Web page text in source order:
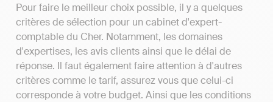
Pour faire le meilleur choix possible, il y a quelques
critères de sélection pour un cabinet d'expert-
comptable du Cher. Notamment, les domaines
d'expertises, les avis clients ainsi que le délai de
réponse. Il faut également faire attention à d'autres
critères comme le tarif, assurez vous que celui-ci
corresponde à votre budget. Ainsi que les conditions